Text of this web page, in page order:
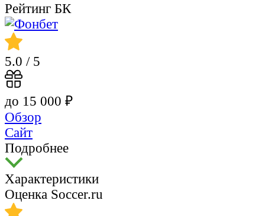
Рейтинг БК
5.0 / 5
до 15 000 ₽
Обзор
Сайт
Подробнее
Характеристики
Оценка Soccer.ru